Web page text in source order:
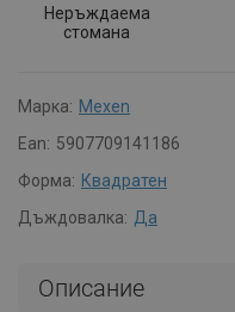
Неръждаема
стомана
Марка: Mexen
Ean: 5907709141186
Форма: Квадратен
Дъждовалка: Да
Описание